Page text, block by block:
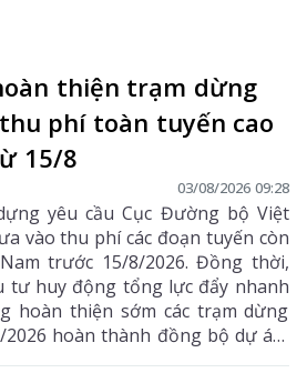
thiện trạm dừng
phí toàn tuyến cao
15/8
03/08/2026 09:28
yêu cầu Cục Đường bộ Việt
vào thu phí các đoạn tuyến còn
trước 15/8/2026. Đồng thời,
tư huy động tổng lực đẩy nhanh
hoàn thiện sớm các trạm dừng
hoàn thành đồng bộ dự án,
tuyến cao tốc